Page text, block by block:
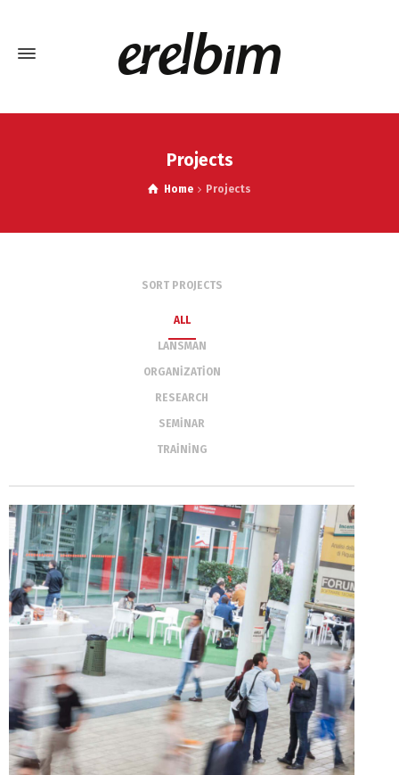
Projects
Home Projects
SORT PROJECTS
ALL
LANSMAN
ORGANIZATION
RESEARCH
SEMINAR
TRAINING